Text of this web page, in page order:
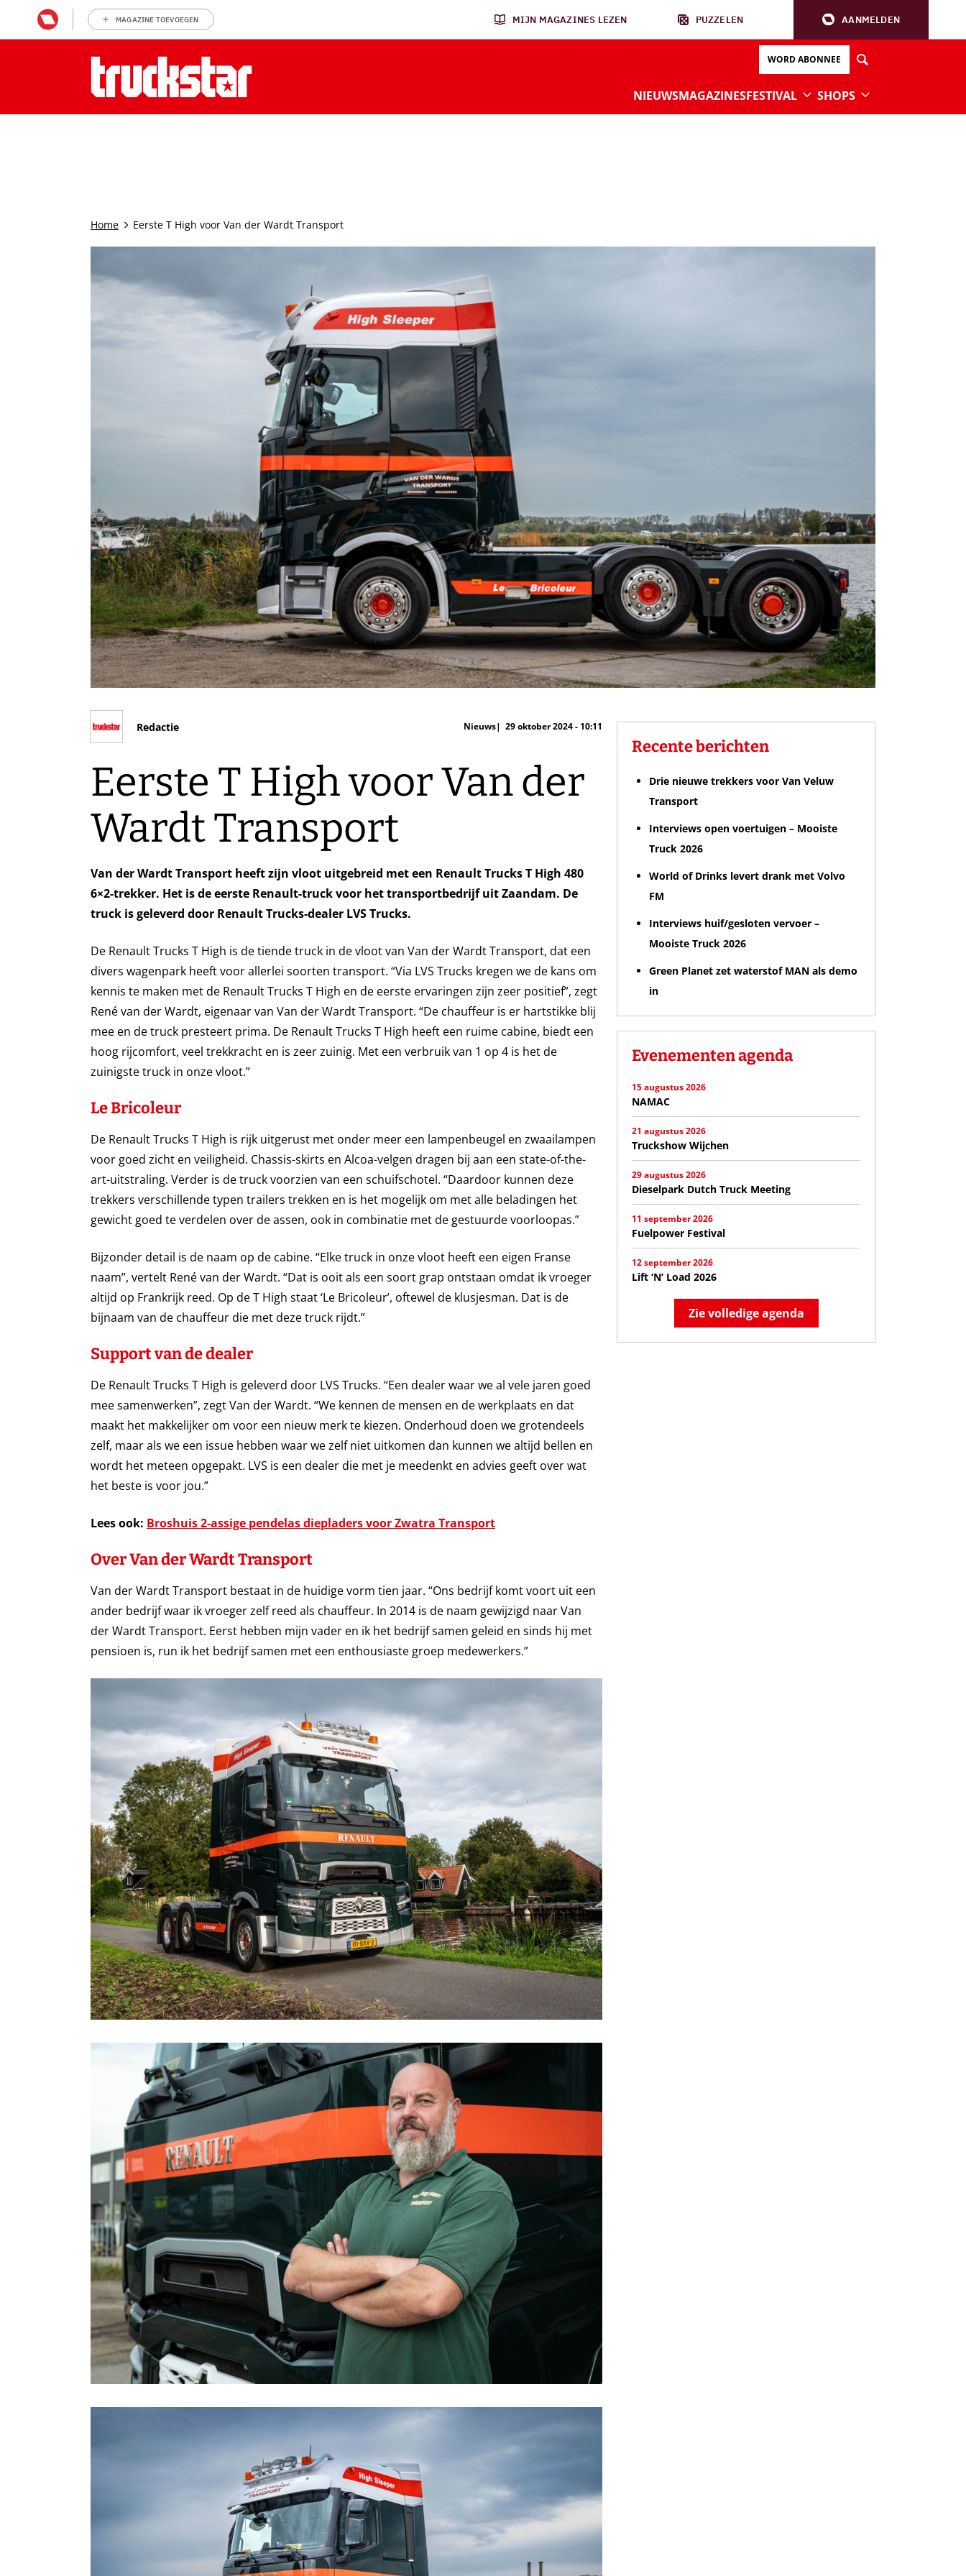
MAGAZINE TOEVOEGEN MIJN MAGAZINES LEZEN PUZZELEN AANMELDEN
WORD ABONNEE
NIEUWSMAGAZINESFESTIVAL SHOPS
Home Eerste T High voor Van der Wardt Transport
Redactie Nieuws 29 oktober 2024 - 10:11
Eerste T High voor Van der
Wardt Transport
Van der Wardt Transport heeft zijn vloot uitgebreid met een Renault Trucks T High 480
6×2-trekker. Het is de eerste Renault-truck voor het transportbedrijf uit Zaandam. De
truck is geleverd door Renault Trucks-dealer LVS Trucks.
De Renault Trucks T High is de tiende truck in de vloot van Van der Wardt Transport, dat een
divers wagenpark heeft voor allerlei soorten transport. “Via LVS Trucks kregen we de kans om
kennis te maken met de Renault Trucks T High en de eerste ervaringen zijn zeer positief”, zegt
René van der Wardt, eigenaar van Van der Wardt Transport. “De chauffeur is er hartstikke blij
mee en de truck presteert prima. De Renault Trucks T High heeft een ruime cabine, biedt een
hoog rijcomfort, veel trekkracht en is zeer zuinig. Met een verbruik van 1 op 4 is het de
zuinigste truck in onze vloot.”
Le Bricoleur
De Renault Trucks T High is rijk uitgerust met onder meer een lampenbeugel en zwaailampen
voor goed zicht en veiligheid. Chassis-skirts en Alcoa-velgen dragen bij aan een state-of-the-
art-uitstraling. Verder is de truck voorzien van een schuifschotel. “Daardoor kunnen deze
trekkers verschillende typen trailers trekken en is het mogelijk om met alle beladingen het
gewicht goed te verdelen over de assen, ook in combinatie met de gestuurde voorloopas.”
Bijzonder detail is de naam op de cabine. “Elke truck in onze vloot heeft een eigen Franse
naam”, vertelt René van der Wardt. “Dat is ooit als een soort grap ontstaan omdat ik vroeger
altijd op Frankrijk reed. Op de T High staat ‘Le Bricoleur’, oftewel de klusjesman. Dat is de
bijnaam van de chauffeur die met deze truck rijdt.”
Support van de dealer
De Renault Trucks T High is geleverd door LVS Trucks. “Een dealer waar we al vele jaren goed
mee samenwerken”, zegt Van der Wardt. “We kennen de mensen en de werkplaats en dat
maakt het makkelijker om voor een nieuw merk te kiezen. Onderhoud doen we grotendeels
zelf, maar als we een issue hebben waar we zelf niet uitkomen dan kunnen we altijd bellen en
wordt het meteen opgepakt. LVS is een dealer die met je meedenkt en advies geeft over wat
het beste is voor jou.”
Lees ook: Broshuis 2-assige pendelas diepladers voor Zwatra Transport
Over Van der Wardt Transport
Van der Wardt Transport bestaat in de huidige vorm tien jaar. “Ons bedrijf komt voort uit een
ander bedrijf waar ik vroeger zelf reed als chauffeur. In 2014 is de naam gewijzigd naar Van
der Wardt Transport. Eerst hebben mijn vader en ik het bedrijf samen geleid en sinds hij met
pensioen is, run ik het bedrijf samen met een enthousiaste groep medewerkers.”
Recente berichten
Drie nieuwe trekkers voor Van Veluw
Transport
Interviews open voertuigen – Mooiste
Truck 2026
World of Drinks levert drank met Volvo
FM
Interviews huif/gesloten vervoer –
Mooiste Truck 2026
Green Planet zet waterstof MAN als demo
in
Evenementen agenda
15 augustus 2026
NAMAC
21 augustus 2026
Truckshow Wijchen
29 augustus 2026
Dieselpark Dutch Truck Meeting
11 september 2026
Fuelpower Festival
12 september 2026
Lift ‘N’ Load 2026
Zie volledige agenda